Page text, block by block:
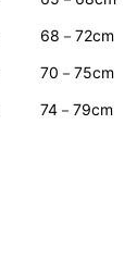
68－72cm
70－75cm
74－79cm